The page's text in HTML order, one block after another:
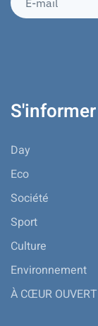
S'informer
Day
Eco
Société
Sport
Culture
Environnement
À CŒUR OUVERT